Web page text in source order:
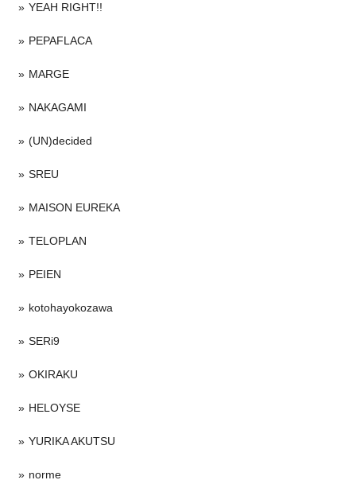
YEAH RIGHT!!
PEPAFLACA
MARGE
NAKAGAMI
(UN)decided
SREU
MAISON EUREKA
TELOPLAN
PEIEN
kotohayokozawa
SERi9
OKIRAKU
HELOYSE
YURIKA AKUTSU
norme